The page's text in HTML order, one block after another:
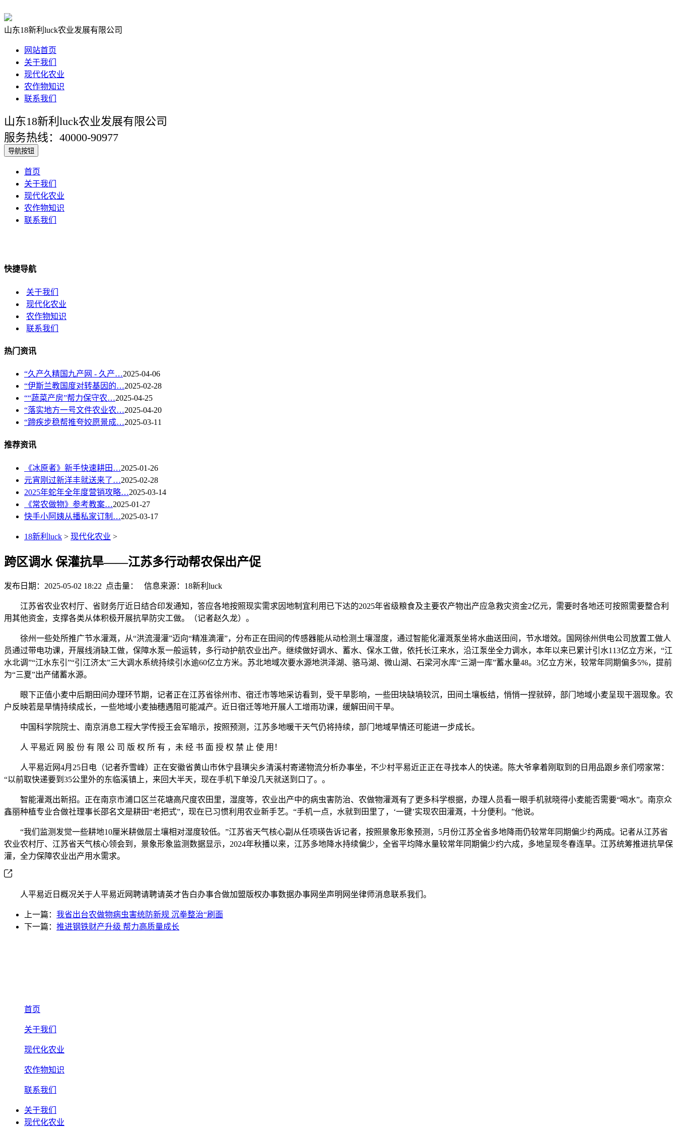
山东18新利luck农业发展有限公司
网站首页
关于我们
现代化农业
农作物知识
联系我们
山东18新利luck农业发展有限公司
服务热线：40000-90977
导航按钮
首页
关于我们
现代化农业
农作物知识
联系我们
快捷导航
关于我们
现代化农业
农作物知识
联系我们
热门资讯
“久产久精国九产网 - 久产…2025-04-06
“伊斯兰教国度对转基因的…2025-02-28
““蔬菜产房”帮力保守农…2025-04-25
“落实地方一号文件农业农…2025-04-20
“蹄疾步稳帮推夸姣愿景成…2025-03-11
推荐资讯
《冰原者》新手快速耕田…2025-01-26
元宵刚过新洋丰就送来了…2025-02-28
2025年蛇年全年度营销攻略…2025-03-14
《常农做物》参考教案…2025-01-27
快手小阿姨从播私家订制…2025-03-17
18新利luck > 现代化农业 >
跨区调水 保灌抗旱——江苏多行动帮农保出产促
发布日期：2025-05-02 18:22 点击量： 信息来源：18新利luck
江苏省农业农村厅、省财务厅近日结合印发通知，答应各地按照现实需求因地制宜利用已下达的2025年省级粮食及主要农产物出产应急救灾资金2亿元，需要时各地还可按照需要整合利
用其他资金，支撑各类从体积极开展抗旱防灾工做。（记者赵久龙）。
徐州一些处所推广节水灌溉，从“洪流漫灌”迈向“精准滴灌”，分布正在田间的传感器能从动检测土壤湿度，通过智能化灌溉泵坐将水曲送田间，节水增效。国网徐州供电公司放置工做人
员通过带电功课，开展线消缺工做，保障水泵一般运转，多行动护航农业出产。继续做好调水、蓄水、保水工做，依托长江来水，沿江泵坐全力调水，本年以来已累计引水113亿立方米，“江
水北调”“江水东引”“引江济太”三大调水系统持续引水逾60亿立方米。苏北地域次要水源地洪泽湖、骆马湖、微山湖、石梁河水库“三湖一库”蓄水量48。3亿立方米，较常年同期偏多5%，提前
为“三夏”出产储蓄水源。
眼下正值小麦中后期田间办理环节期，记者正在江苏省徐州市、宿迁市等地采访看到，受干旱影响，一些田块缺墒较沉，田间土壤板结，悄悄一捏就碎，部门地域小麦呈现干涸现象。农
户反映若是旱情持续成长，一些地域小麦抽穗遇阻可能减产。近日宿迁等地开展人工增雨功课，缓解田间干旱。
中国科学院院士、南京消息工程大学传授王会军暗示，按照预测，江苏多地暖干天气仍将持续，部门地域旱情还可能进一步成长。
人 平易近 网 股 份 有 限 公 司 版 权 所 有 ，未 经 书 面 授 权 禁 止 使 用！
人平易近网4月25日电（记者乔雪峰）正在安徽省黄山市休宁县璜尖乡清溪村寄递物流分析办事坐，不少村平易近正正在寻找本人的快递。陈大爷拿着刚取到的日用品跟乡亲们唠家常：
“以前取快递要到35公里外的东临溪镇上，来回大半天，现在手机下单没几天就送到口了。。
智能灌溉出新招。正在南京市浦口区兰花塘高尺度农田里，湿度等，农业出产中的病虫害防治、农做物灌溉有了更多科学根据，办理人员看一眼手机就晓得小麦能否需要“喝水”。南京众
鑫丽种植专业合做社理事长邵名文是耕田“老把式”，现在已习惯利用农业新手艺。“手机一点，水就到田里了，‘一键’实现农田灌溉，十分便利。”他说。
“我们监测发觉一些耕地10厘米耕做层土壤相对湿度较低。”江苏省天气核心副从任项瑛告诉记者，按照景象形象预测，5月份江苏全省多地降雨仍较常年同期偏少约两成。记者从江苏省
农业农村厅、江苏省天气核心领会到，景象形象监测数据显示，2024年秋播以来，江苏多地降水持续偏少，全省平均降水量较常年同期偏少约六成，多地呈现冬春连旱。江苏统筹推进抗旱保
灌，全力保障农业出产用水需求。
人平易近日概况关于人平易近网聘请聘请英才告白办事合做加盟版权办事数据办事网坐声明网坐律师消息联系我们。
上一篇： 我省出台农做物病虫害统防新规 沉拳整治“刷面
下一篇： 推进钢铁财产升级 帮力高质量成长
首页
关于我们
现代化农业
农作物知识
联系我们
关于我们
现代化农业